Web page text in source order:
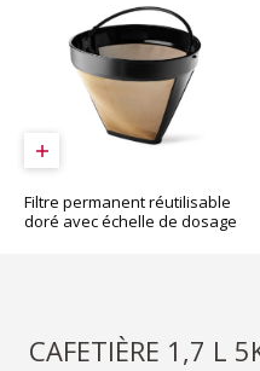
Filtre permanent réutilisable
doré avec échelle de dosage
CAFETIÈRE 1,7 L